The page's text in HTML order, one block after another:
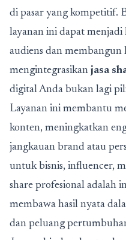
di pasar yang kompetitif.
layanan ini dapat
audiens dan membangun
mengintegrasikan jasa
digital Anda bukan lagi
Layanan ini membantu
konten, meningkatkan
jangkauan brand atau
untuk bisnis, influencer,
share profesional adalah
membawa hasil nyata
dan peluang